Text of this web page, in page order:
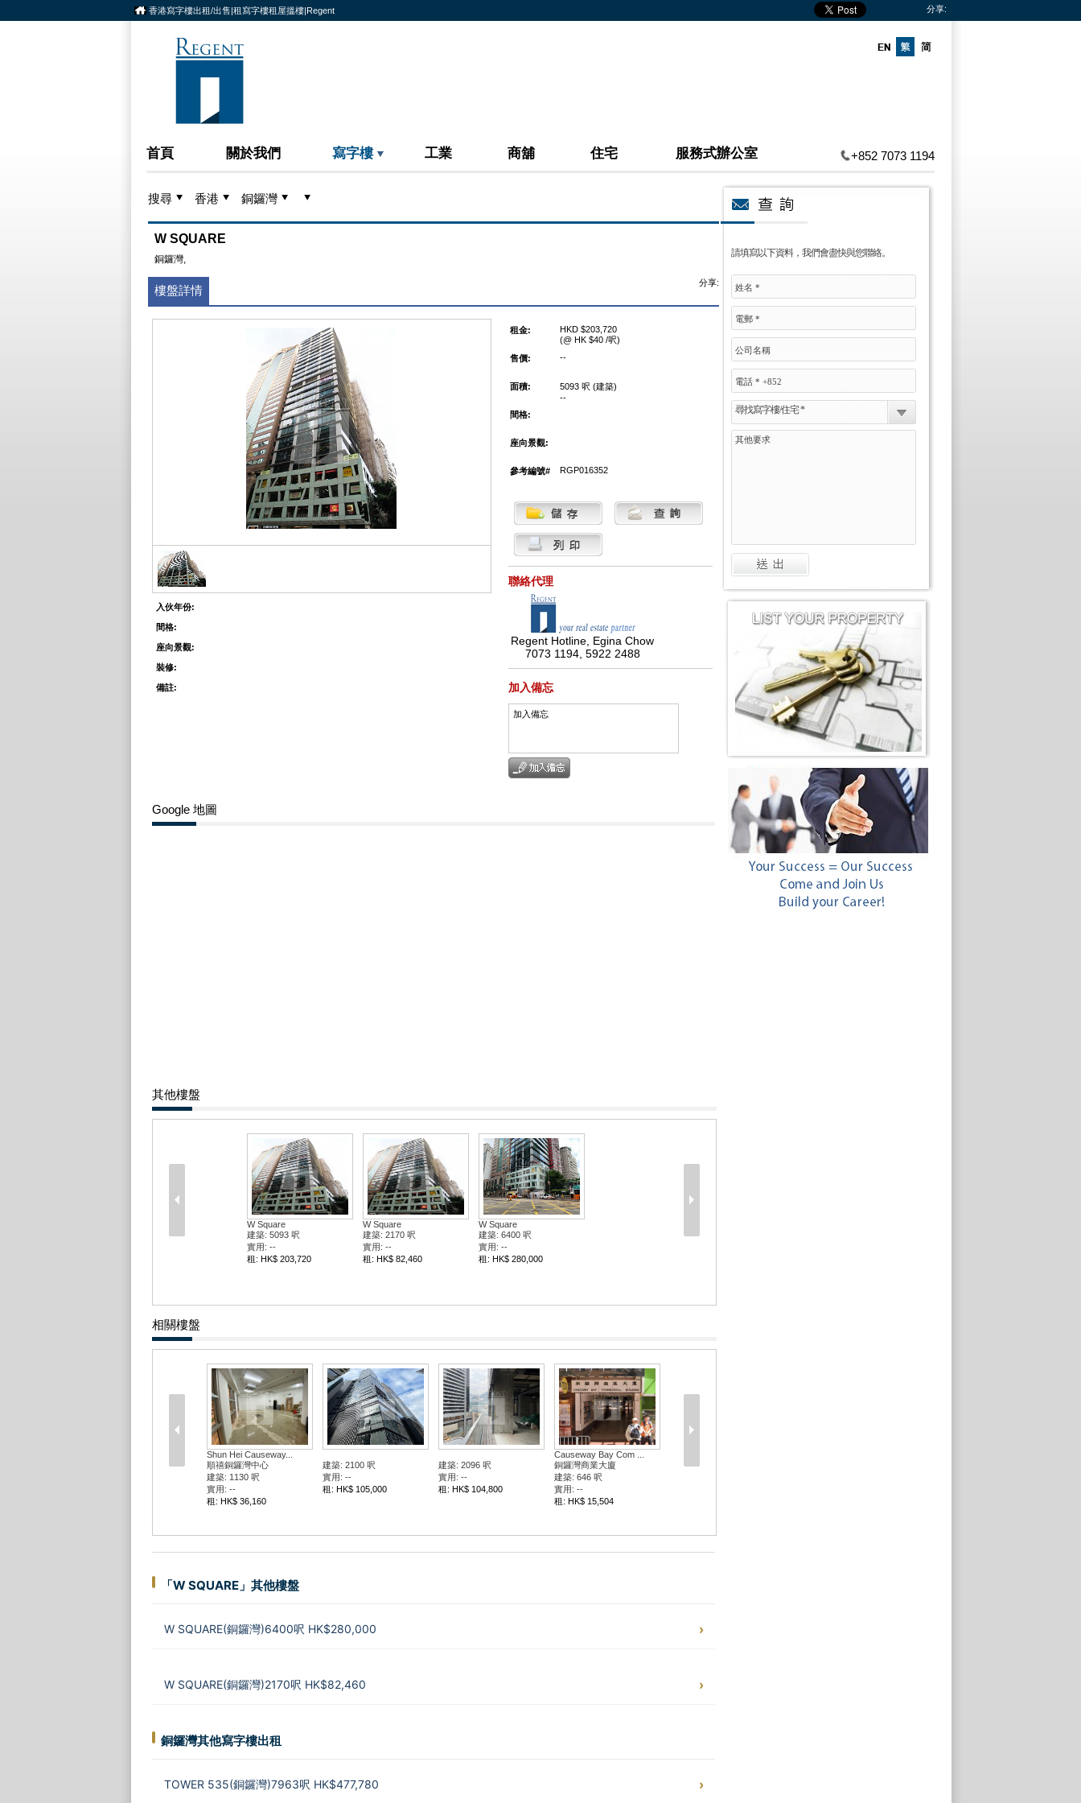
香港寫字樓出租/出售|租寫字樓租屋搵樓|Regent 分享:
首頁 關於我們 寫字樓 工業 商舖 住宅 服務式辦公室 +852 7073 1194
搜尋 香港 銅鑼灣
請填寫以下資料，我們會盡快與您聯絡。
尋找寫字樓/住宅 *
W SQUARE
銅鑼灣,
樓盤詳情
分享:
入伙年份:
間格:
座向景觀:
裝修:
備註:
租金:
HKD $203,720
(@ HK $40 /呎)
售價:
--
面積:
5093 呎 (建築)
--
間格:
座向景觀:
參考編號# RGP016352
聯絡代理
Regent Hotline, Egina Chow
7073 1194, 5922 2488
加入備忘
加入備忘
Google 地圖
其他樓盤
W Square
建築: 5093 呎
實用: --
租: HK$ 203,720
W Square
建築: 2170 呎
實用: --
租: HK$ 82,460
W Square
建築: 6400 呎
實用: --
租: HK$ 280,000
相關樓盤
建築: 2953 呎
實用: --
租: HK$ 97,449
建築: 2320 呎
實用: --
租: HK$ 69,600
怡和街68號
建築: 1195 呎
實用: --
Yee Wo St 68
怡和街68號
建築: 6009 呎
實用: --
租: HK$ 186,279
「W SQUARE」其他樓盤
W SQUARE(銅鑼灣)6400呎 HK$280,000
W SQUARE(銅鑼灣)2170呎 HK$82,460
銅鑼灣其他寫字樓出租
TOWER 535(銅鑼灣)7963呎 HK$477,780